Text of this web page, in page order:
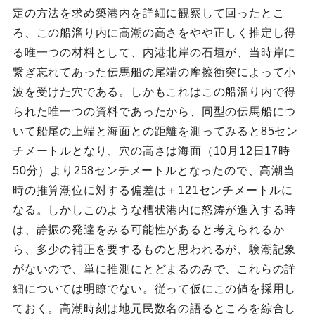
定の方法を求め築港内を詳細に観察して回ったとこ
ろ、この船溜り内に高潮の高さをやや正しく推定し得
る唯一つの材料として、内港北岸の石垣が、当時岸に
繋ぎ忘れてあった伝馬船の尾端の摩擦衝突によって小
波を受けた穴である。しかもこれはこの船溜り内で得
られた唯一つの資料であったから、同型の伝馬船につ
いて船尾の上端と海面との距離を測ってみると85セン
チメートルとなり、穴の高さは海面（10月12日17時
50分）より258センチメートルとなったので、高潮当
時の推算潮位に対する偏差は＋121センチメートルに
なる。しかしこのような槽状港内に怒涛が進入する時
は、静振の発達をみる可能性があると考えられるか
ら、多少の補正を要するものと思われるが、験潮記象
がないので、単に推測にとどまるのみで、これらの詳
細については明瞭でない。従って仮にこの値を採用し
ておく。高潮時刻は地元民数名の語るところを綜合し